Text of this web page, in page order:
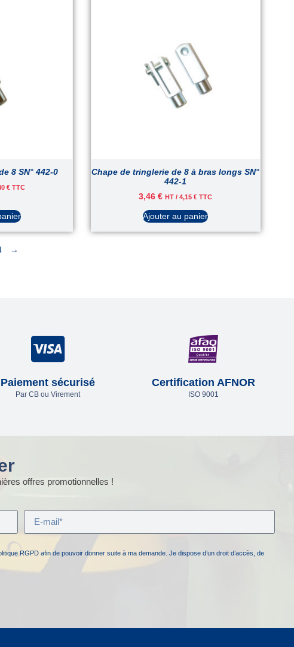
8 SN° 442-0
€TTC
Chape de tringlerie de 8 à bras longs SN°
442-1
3,46€ HT /4,15€ TTC
Ajouter au panier
→
Paiement sécurisé
Par CB ou Virement
Certification AFNOR
ISO 9001
offres promotionnelles !
RGPD afin de pouvoir donner suite à ma demande. Je dispose d’un droit d’accès, de